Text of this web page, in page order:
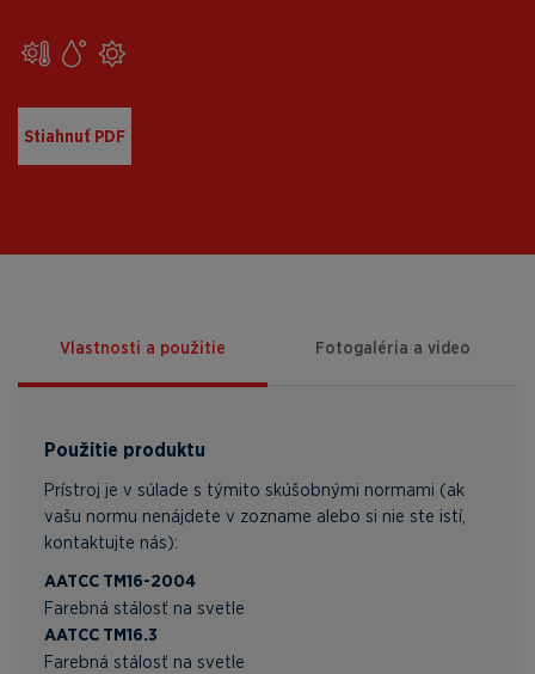
Stiahnuť PDF
Vlastnosti a použitie Fotogaléria a video
Použitie produktu
Prístroj je v súlade s týmito skúšobnými normami (ak
vašu normu nenájdete v zozname alebo si nie ste istí,
kontaktujte nás):
AATCC TM16-2004
Farebná stálosť na svetle
AATCC TM16.3
Farebná stálosť na svetle